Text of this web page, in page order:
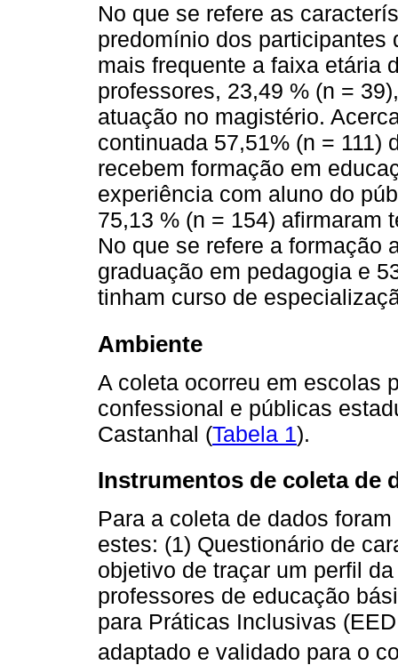
No que se refere as
predomínio dos participantes
mais frequente a faixa etária
professores, 23,49 % (n =
atuação no magistério.
continuada 57,51% (n = 111)
recebem formação em
experiência com aluno do
75,13 % (n = 154) afirmaram
No que se refere a formação
graduação em pedagogia e
tinham curso de
Ambiente
A coleta ocorreu em escolas
confessional e públicas
Castanhal (Tabela 1).
Instrumentos de coleta de
Para a coleta de dados
estes: (1) Questionário de
objetivo de traçar um perfil
professores de educação
para Práticas Inclusivas
adaptado e validado para o